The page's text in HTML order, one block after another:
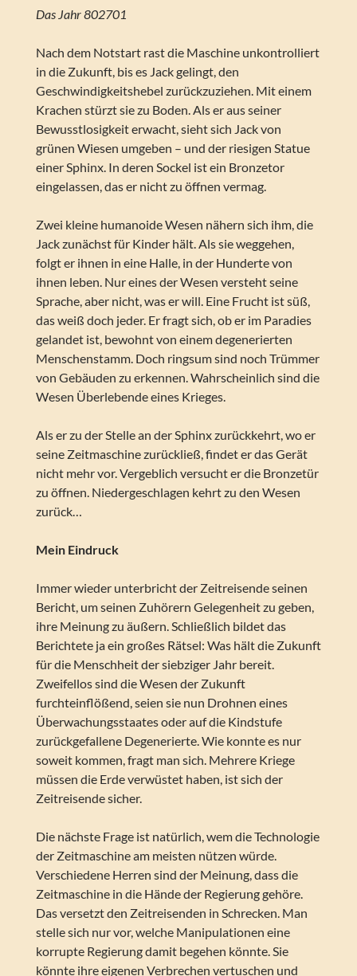
Das Jahr 802701
Nach dem Notstart rast die Maschine unkontrolliert
in die Zukunft, bis es Jack gelingt, den
Geschwindigkeitshebel zurückzuziehen. Mit einem
Krachen stürzt sie zu Boden. Als er aus seiner
Bewusstlosigkeit erwacht, sieht sich Jack von
grünen Wiesen umgeben – und der riesigen Statue
einer Sphinx. In deren Sockel ist ein Bronzetor
eingelassen, das er nicht zu öffnen vermag.
Zwei kleine humanoide Wesen nähern sich ihm, die
Jack zunächst für Kinder hält. Als sie weggehen,
folgt er ihnen in eine Halle, in der Hunderte von
ihnen leben. Nur eines der Wesen versteht seine
Sprache, aber nicht, was er will. Eine Frucht ist süß,
das weiß doch jeder. Er fragt sich, ob er im Paradies
gelandet ist, bewohnt von einem degenerierten
Menschenstamm. Doch ringsum sind noch Trümmer
von Gebäuden zu erkennen. Wahrscheinlich sind die
Wesen Überlebende eines Krieges.
Als er zu der Stelle an der Sphinx zurückkehrt, wo er
seine Zeitmaschine zurückließ, findet er das Gerät
nicht mehr vor. Vergeblich versucht er die Bronzetür
zu öffnen. Niedergeschlagen kehrt zu den Wesen
zurück…
Mein Eindruck
Immer wieder unterbricht der Zeitreisende seinen
Bericht, um seinen Zuhörern Gelegenheit zu geben,
ihre Meinung zu äußern. Schließlich bildet das
Berichtete ja ein großes Rätsel: Was hält die Zukunft
für die Menschheit der siebziger Jahr bereit.
Zweifellos sind die Wesen der Zukunft
furchteinflößend, seien sie nun Drohnen eines
Überwachungsstaates oder auf die Kindstufe
zurückgefallene Degenerierte. Wie konnte es nur
soweit kommen, fragt man sich. Mehrere Kriege
müssen die Erde verwüstet haben, ist sich der
Zeitreisende sicher.
Die nächste Frage ist natürlich, wem die Technologie
der Zeitmaschine am meisten nützen würde.
Verschiedene Herren sind der Meinung, dass die
Zeitmaschine in die Hände der Regierung gehöre.
Das versetzt den Zeitreisenden in Schrecken. Man
stelle sich nur vor, welche Manipulationen eine
korrupte Regierung damit begehen könnte. Sie
könnte ihre eigenen Verbrechen vertuschen und